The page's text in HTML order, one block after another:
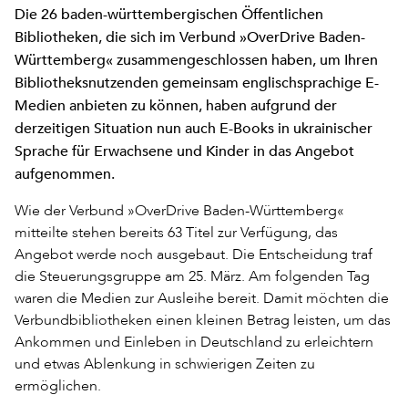
Die 26 baden-württembergischen Öffentlichen
Bibliotheken, die sich im Verbund »OverDrive Baden-
Württemberg« zusammengeschlossen haben, um Ihren
Bibliotheksnutzenden gemeinsam englischsprachige E-
Medien anbieten zu können, haben aufgrund der
derzeitigen Situation nun auch E-Books in ukrainischer
Sprache für Erwachsene und Kinder in das Angebot
aufgenommen.
Wie der Verbund »OverDrive Baden-Württemberg«
mitteilte stehen bereits 63 Titel zur Verfügung, das
Angebot werde noch ausgebaut. Die Entscheidung traf
die Steuerungsgruppe am 25. März. Am folgenden Tag
waren die Medien zur Ausleihe bereit. Damit möchten die
Verbundbibliotheken einen kleinen Betrag leisten, um das
Ankommen und Einleben in Deutschland zu erleichtern
und etwas Ablenkung in schwierigen Zeiten zu
ermöglichen.